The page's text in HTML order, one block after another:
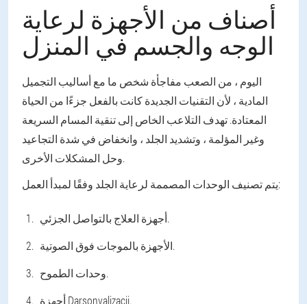
أصناف من الأجهزة لرعاية
الوجه والجسم في المنزل
اليوم ، من الصعب مفاجأة شخص ما مع أساليب التجميل
المادية ، لأن التقنيات الجديدة كانت بالفعل جزءًا من الحياة
المعتادة. تهدف التلاعب الخاص إلى تنقية المسام السريعة
وغير المؤلمة ، وتشديد الجلد ، وانخفاض في شدة التجاعيد
وحل المشكلات الأخرى.
يتم تصنيف الوحدات المصممة لرعاية الجلد وفقًا لمبدأ العمل:
أجهزة العلاج بالتواصل الجزئي.
الأجهزة بالموجات فوق الصوتية.
وحدات الطموح.
أجهزة Darsonvalizacii.